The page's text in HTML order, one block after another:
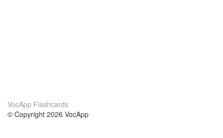
VocApp Flashcards
© Copyright 2026 VocApp